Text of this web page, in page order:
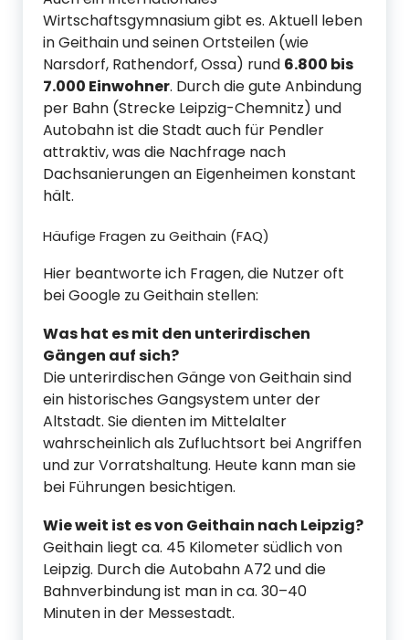
Wirtschaftsgymnasium gibt es. Aktuell leben
in Geithain und seinen Ortsteilen (wie
Narsdorf, Rathendorf, Ossa) rund 6.800 bis
7.000 Einwohner. Durch die gute Anbindung
per Bahn (Strecke Leipzig-Chemnitz) und
Autobahn ist die Stadt auch für Pendler
attraktiv, was die Nachfrage nach
Dachsanierungen an Eigenheimen konstant
hält.
Häufige Fragen zu Geithain (FAQ)
Hier beantworte ich Fragen, die Nutzer oft
bei Google zu Geithain stellen:
Was hat es mit den unterirdischen
Gängen auf sich?
Die unterirdischen Gänge von Geithain sind
ein historisches Gangsystem unter der
Altstadt. Sie dienten im Mittelalter
wahrscheinlich als Zufluchtsort bei Angriffen
und zur Vorratshaltung. Heute kann man sie
bei Führungen besichtigen.
Wie weit ist es von Geithain nach Leipzig?
Geithain liegt ca. 45 Kilometer südlich von
Leipzig. Durch die Autobahn A72 und die
Bahnverbindung ist man in ca. 30–40
Minuten in der Messestadt.